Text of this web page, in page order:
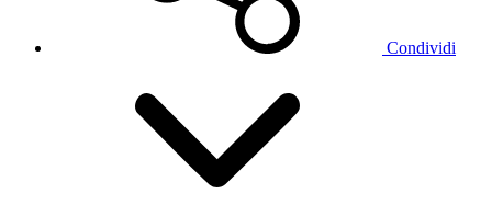
Condividi